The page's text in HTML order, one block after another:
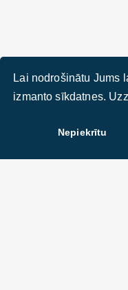
Lai nodrošinātu Jums
izmanto sīkdatnes.
Nepiekrītu